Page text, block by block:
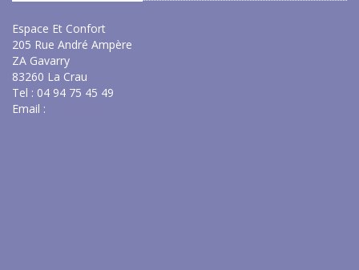
Espace Et Confort
205 Rue André Ampère
ZA Gavarry
83260 La Crau
Tel : 04 94 75 45 49
Email :